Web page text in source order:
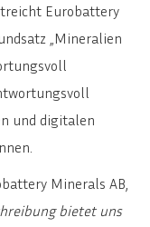
Eurobattery
„Mineralien
und digitalen
Minerals AB,
bietet uns